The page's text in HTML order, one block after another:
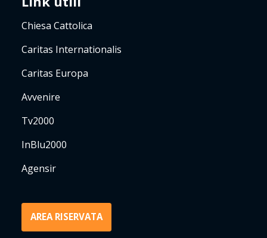
Chiesa Cattolica
Caritas Internationalis
Caritas Europa
Avvenire
Tv2000
InBlu2000
Agensir
AREA RISERVATA